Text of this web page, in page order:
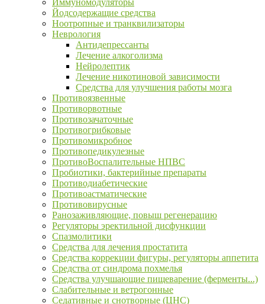
Иммуномодуляторы
Йодсодержащие средства
Ноотропные и транквилизаторы
Неврология
Антидепрессанты
Лечение алкоголизма
Нейролептик
Лечение никотиновой зависимости
Средства для улучшения работы мозга
Противоязвенные
Противорвотные
Противозачаточные
Противогрибковые
Противомикробное
Противопедикулезные
ПротивоВоспалительные НПВС
Пробиотики, бактерийные препараты
Противодиабетические
Противоастматические
Противовирусные
Ранозаживляющие, повыш регенерацию
Регуляторы эректильной дисфункции
Спазмолитики
Средства для лечения простатита
Средства коррекции фигуры, регуляторы аппетита
Средства от синдрома похмелья
Средства улучшающие пищеварение (ферменты...)
Слабительные и ветрогонные
Седативные и снотворные (ЦНС)